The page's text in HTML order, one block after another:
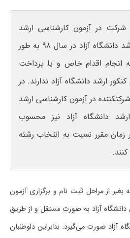
شرکت در آزمون کارشناسی ارشد
سراسری و نیز کنکور ارشد دانشگاه آزاد در سال ۹۸ به طور
انجام اقدام خاص و یا پرداخت
ارشد دانشگاه آزاد ندارند. در
حقیقت کلیه داوطلبان شرکت‎کننده در آزمون کارشناسی ارشد
دانشگاه آزاد نیز محسوب
زمان مقرر نسبت به انتخاب رشته
از مراحل ثبت نام و برگزاری آزمون
آزاد صورت می‌گیرد. بنابراین داوطلبان